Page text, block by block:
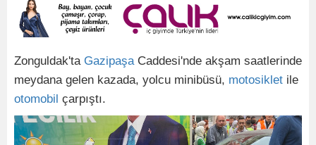
Zonguldak'ta GazipaşaCaddesi'nde akşam saatlerinde
meydana gelen kazada, yolcu minibüsü, motosiklet ile
otomobil çarpıştı.